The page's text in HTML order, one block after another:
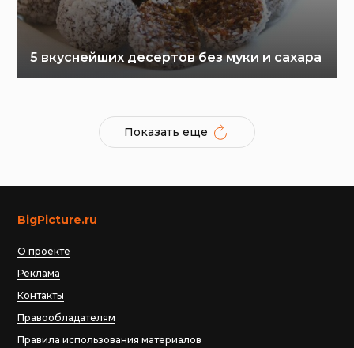
5 вкуснейших десертов без муки и сахара
Показать еще
BigPicture.ru
О проекте
Реклама
Контакты
Правообладателям
Правила использования материалов